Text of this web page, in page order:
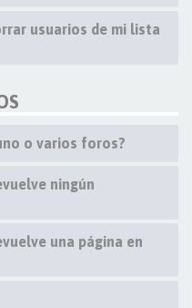
usuarios de mi lista
o varios foros?
ningún
una página en